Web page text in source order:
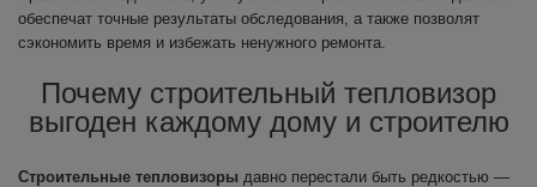
обеспечат точные результаты обследования, а также позволят
сэкономить время и избежать ненужного ремонта.
Почему строительный тепловизор
выгоден каждому дому и строителю
Строительные тепловизоры давно перестали быть редкостью —